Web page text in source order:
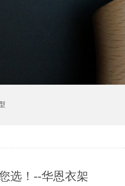
选！--华恩衣架